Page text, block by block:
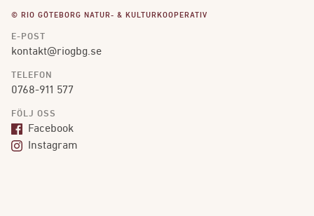
© RIO GÖTEBORG NATUR- & KULTURKOOPERATIV
E-POST
kontakt@riogbg.se
TELEFON
0768-911 577
FÖLJ OSS
Facebook
Instagram